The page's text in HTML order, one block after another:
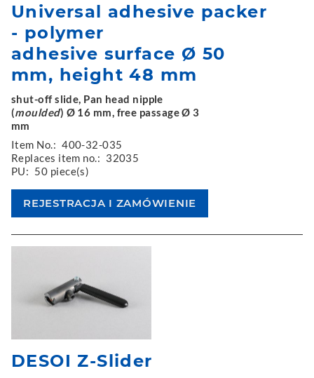
Universal adhesive packer
- polymer
adhesive surface Ø 50
mm, height 48 mm
shut-off slide, Pan head nipple
(moulded) Ø 16 mm, free passage Ø 3
mm
Item No.: 400-32-035
Replaces item no.: 32035
PU: 50 piece(s)
DESOI Z-Slider